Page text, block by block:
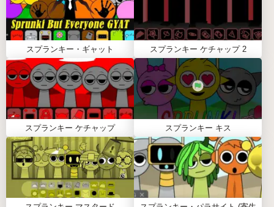
🎵 利用可能なスロットをすべて埋めるのではな
く、少ないグループのキャラクターに焦点を当て
ましょう。シンプルなアレンジの方が、よりクリ
ーンで満足感のあるファイアビートを生み出すこ
とがよくあります。
🎨 キャラクターのアニメーションを注意深く観察
しましょう。多くの視覚的手がかりが、異なるサ
ウンドがミックス内でどのように相互作用するか
を理解するのに役立ちます。
🎤 エフェクトを追加する前に、まずベース中心の
キャラクターとボーカル中心のキャラクターを組
み合わせてみてください。このアプローチは、リ
スプランキー・ギャット スプランキー ケチャップ 2
スプランキー ケチャップ スプランキー キス